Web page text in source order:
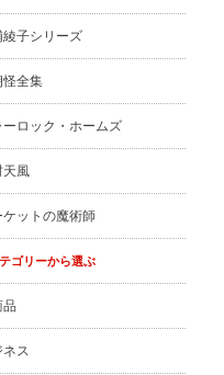
綾子シリーズ
怪全集
ーロック・ホームズ
天風
ケットの魔術師
ゴリーから選ぶ
品
ネス